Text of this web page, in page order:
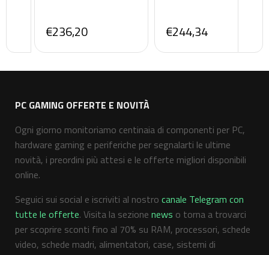
€236,20 €244,34
PC GAMING OFFERTE E NOVITÀ
Ogni giorno monitoriamo centinaia di componenti per PC,
hardware gaming e periferiche per segnalarti le ultime
novità, i preordini più attesi e le offerte migliori disponibili
online.
Seguici sui social e iscriviti al nostro canale Telegram con
tutte le offerte. Visita la sezione news o torna a trovarci
per scoprire sconti fino al 70% su RAM, processori, schede
video, schede madri, alimentatori, case, sistemi di